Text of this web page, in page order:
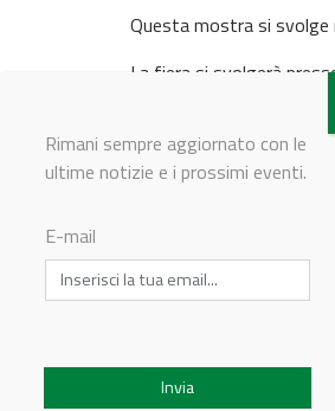
Questa mostra si svolge
La fiera si svolgerà
Con la sua capacità di
del Messico è
© Riproduzione riservata
Rimani sempre aggiornato con le
ultime notizie e i prossimi eventi.
E-mail